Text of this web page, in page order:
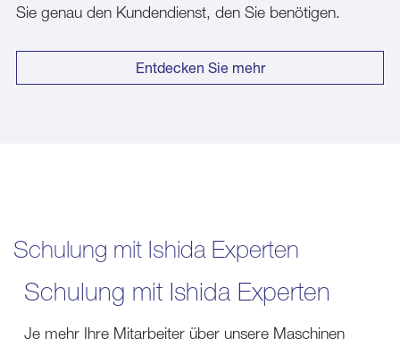
Sie genau den Kundendienst, den Sie benötigen.
Entdecken Sie mehr
Schulung mit Ishida Experten
Schulung mit Ishida Experten
Je mehr Ihre Mitarbeiter über unsere Maschinen